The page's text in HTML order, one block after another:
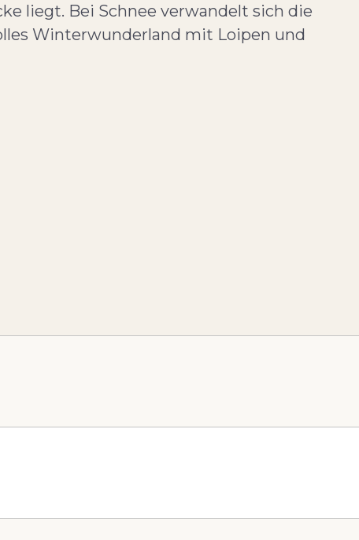
liegt. Bei Schnee verwandelt sich die
Winterwunderland mit Loipen und